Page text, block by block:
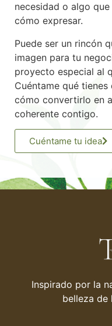
necesidad o algo
cómo expresar.
Puede ser un rincón
imagen para tu
proyecto especial al
Cuéntame qué
cómo convertirlo en
coherente contigo.
Cuéntame tu idea
Inspirado por la
belleza de